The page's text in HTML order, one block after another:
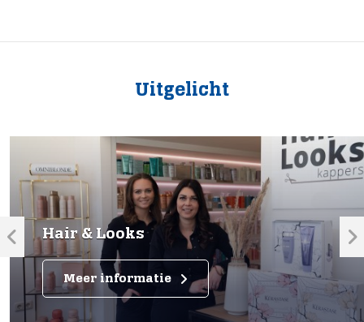
Uitgelicht
Hair & Looks
Meer informatie